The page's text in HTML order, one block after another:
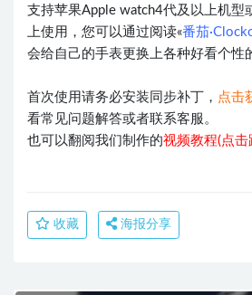
支持苹果Apple watch4代及以上机型
上使用，您可以通过阅读«番茄
会给自己的手表更换上各种好看个性
首次使用请务必安装同步补丁， 点击
看常见问题解答或者联系客服。
也可以翻阅我们制作的视频教程(点击
收藏 海报分享